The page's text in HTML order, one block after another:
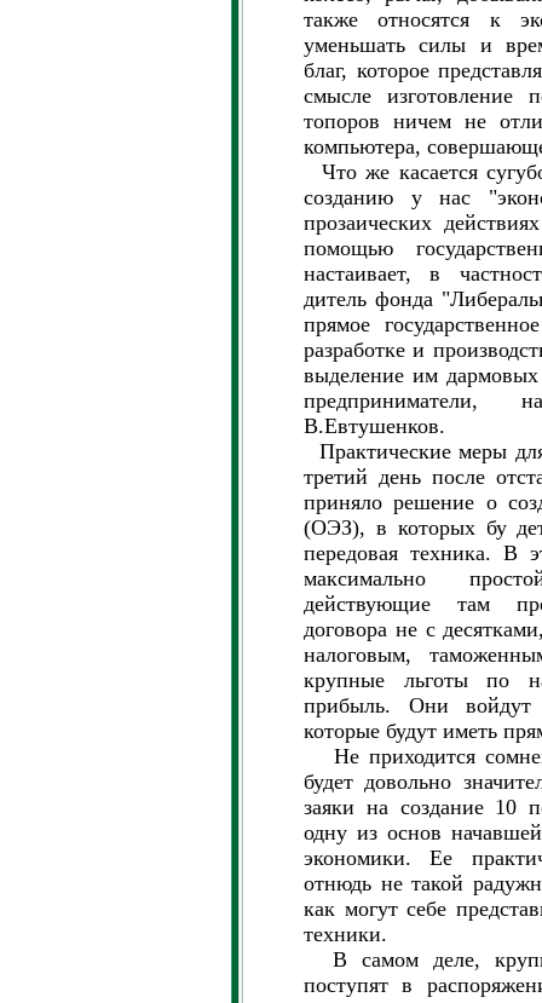
также относятся к
уменьшать силы и
благ, которое
смысле
топоров ничем не
компьютера,
Что же касается
созданию у нас
прозаических
помощью
настаивает, в
дитель фонда
прямое
разработке и
выделение им
предприниматели,
В.Евтушенков.
Практические меры
третий день после
приняло решение о
(ОЭЗ), в которых бу дет
передовая техника. В
максимально
действующие там
договора не с
налоговым,
крупные льготы по
прибыль. Они войдут
которые будут иметь
Не приходится
будет довольно
заяки на создание 10
одну из основ
экономики. Ее
отнюдь не такой
как могут себе
техники.
В самом деле,
поступят в